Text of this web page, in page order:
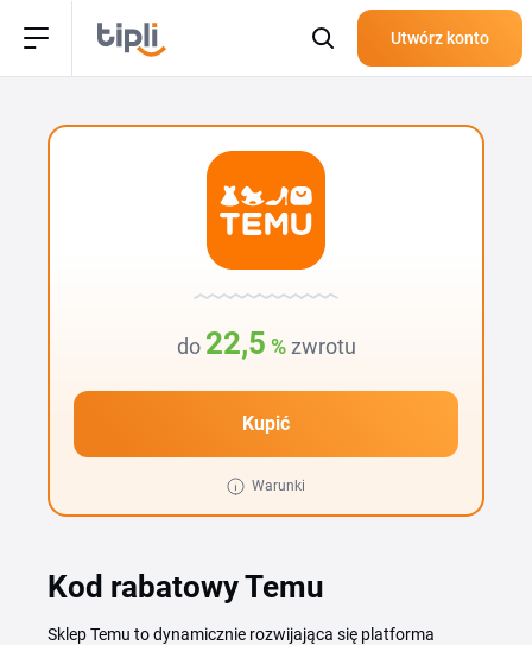
Utwórz konto
do 22,5 % zwrotu
Kupić
Warunki
Kod rabatowy Temu
Sklep Temu to dynamicznie rozwijająca się platforma